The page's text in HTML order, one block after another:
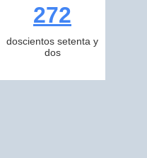
272
doscientos setenta y
dos